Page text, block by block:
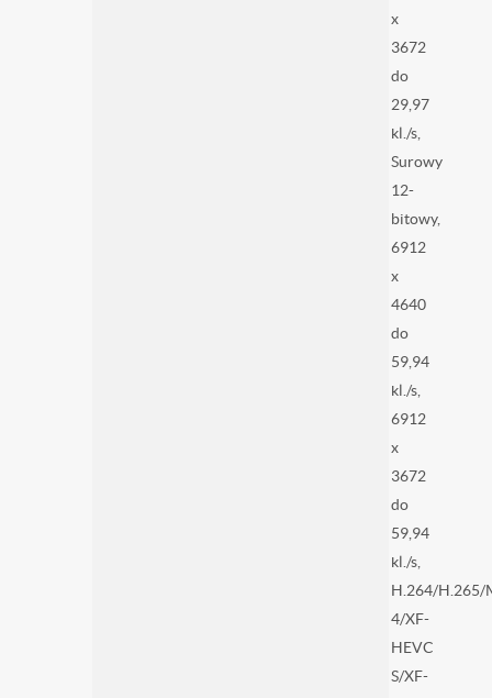
x
3672
do
29,97
kl./s,
Surowy
12-
bitowy,
6912
x
4640
do
59,94
kl./s,
6912
x
3672
do
59,94
kl./s,
H.264/H.265/
4/XF-
HEVC
S/XF-